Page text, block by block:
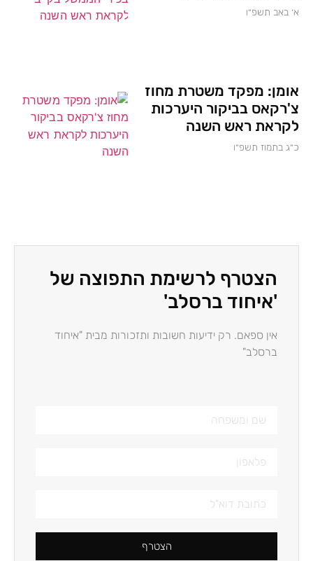
א׳ באב תשפ״ו
אומן: מפקד משטרת מחוז
צ'רקאס בביקור היערכות
לקראת ראש השנה
כ״ג בתמוז תשפ״ו
הצטרף לרשימת התפוצה של
'איחוד ברסלב'
אין ספאם. רק ידיעות חשובות ותזכורות מבית "איחוד
ברסלב"
הצטרף